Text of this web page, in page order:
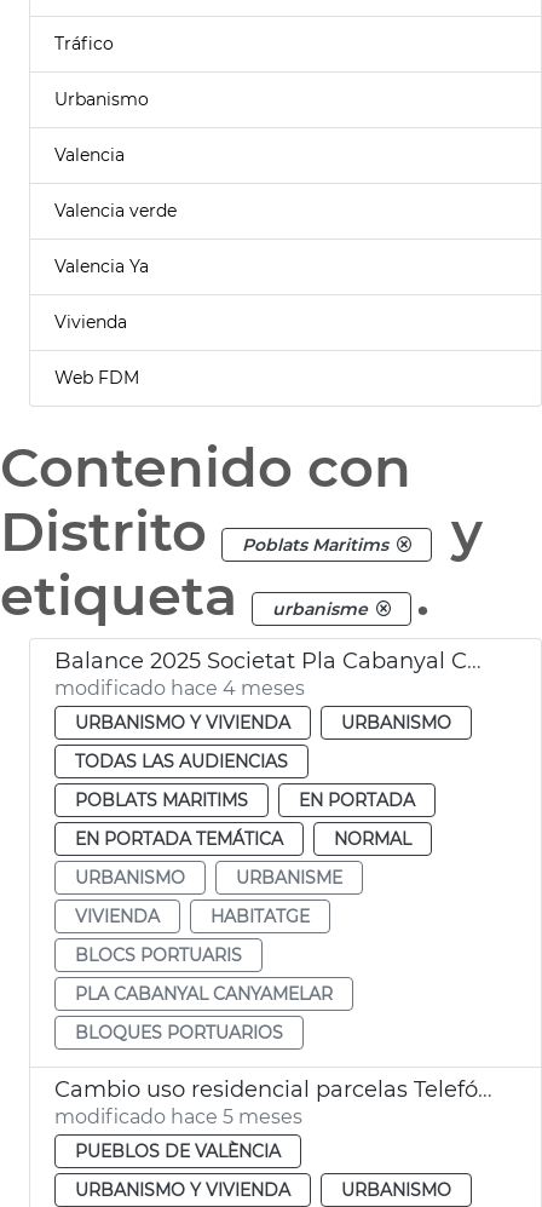
Tráfico
Urbanismo
Valencia
Valencia verde
Valencia Ya
Vivienda
Web FDM
Contenido con
Distrito
Poblats Maritims
y
etiqueta
urbanisme .
Balance 2025 Societat Pla Cabanyal Canyamelar
modificado hace 4 meses
URBANISMO Y VIVIENDA
URBANISMO
TODAS LAS AUDIENCIAS
POBLATS MARITIMS
EN PORTADA
EN PORTADA TEMÁTICA
NORMAL
URBANISMO
URBANISME
VIVIENDA
HABITATGE
BLOCS PORTUARIS
PLA CABANYAL CANYAMELAR
BLOQUES PORTUARIOS
Cambio uso residencial parcelas Telefónica València
modificado hace 5 meses
PUEBLOS DE VALÈNCIA
URBANISMO Y VIVIENDA
URBANISMO